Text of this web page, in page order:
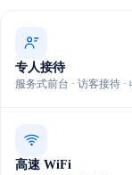
专人接待
服务式前台 · 访客接待 ·
高速 WiFi